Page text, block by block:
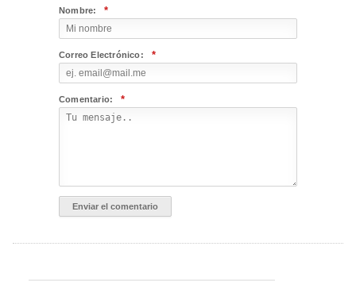
Nombre: *
Correo Electrónico: *
Comentario: *